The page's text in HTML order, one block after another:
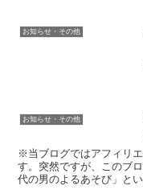
お知らせ・その他
お知らせ・その他
※当ブログではアフィリ
す。突然ですが、このブ
代の男のよるあそび」と